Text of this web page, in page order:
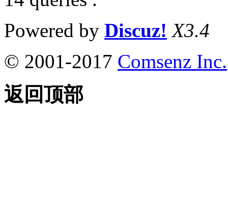
Powered by Discuz! X3.4
© 2001-2017 Comsenz Inc.
返回顶部